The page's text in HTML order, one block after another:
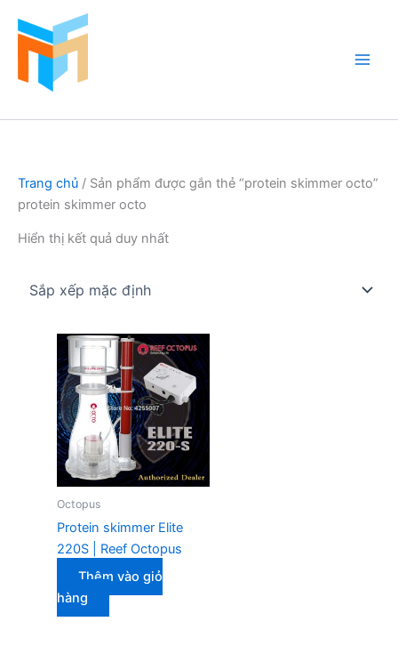
Trang chủ / Sản phẩm được gắn thẻ “protein skimmer octo”
protein skimmer octo
Hiển thị kết quả duy nhất
Octopus
Protein skimmer Elite
220S | Reef Octopus
Thêm vào giỏ
hàng